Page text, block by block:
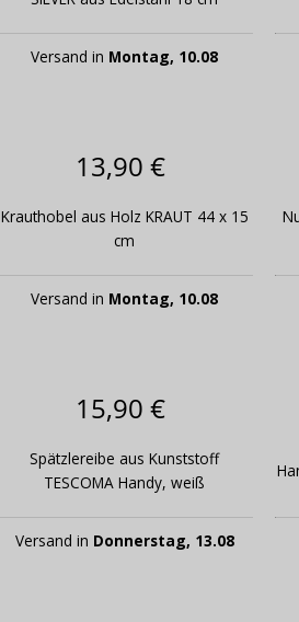
Versand in Montag, 10.08
13,90 €
Krauthobel aus Holz KRAUT 44 x 15
cm
Versand in Montag, 10.08
15,90 €
Spätzlereibe aus Kunststoff
TESCOMA Handy, weiß
Versand in Donnerstag, 13.08